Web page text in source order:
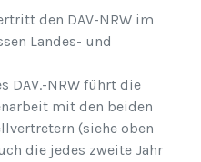
den DAV-NRW im
Landes- und
DAV.-NRW führt die
mit den beiden
(siehe oben
die jedes zweite Jahr